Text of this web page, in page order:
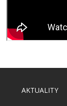
AKTUALITY